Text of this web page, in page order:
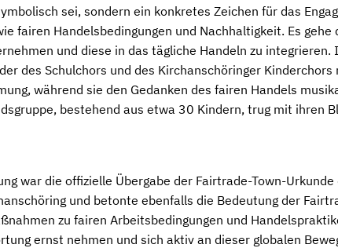
sei, sondern ein konkretes Zeichen für das
fairen Handelsbedingungen und Nachhaltigkeit. Es gehe
und diese in das tägliche Handeln zu integrieren.
des Schulchors und des Kirchanschöringer Kinderchors
während sie den Gedanken des fairen Handels
bestehend aus etwa 30 Kindern, trug mit ihren
war die offizielle Übergabe der Fairtrade-Town-
und betonte ebenfalls die Bedeutung der
zu fairen Arbeitsbedingungen und
ernst nehmen und sich aktiv an dieser globalen